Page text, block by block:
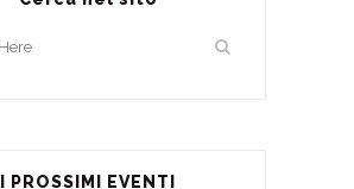
I PROSSIMI EVENTI